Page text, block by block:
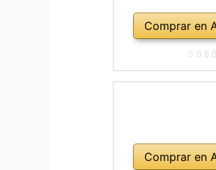
Comprar en
Comprar en